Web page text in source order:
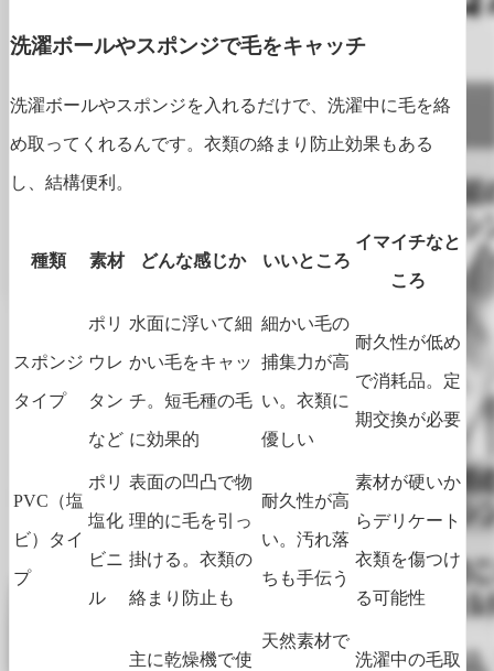
洗濯ボールやスポンジで毛をキャッチ
洗濯ボールやスポンジを入れるだけで、洗濯中に毛を絡
め取ってくれるんです。衣類の絡まり防止効果もある
し、結構便利。
種類 素材 どんな感じか いいところ
イマイチなと
ころ
スポンジ
タイプ
ポリ
ウレ
タン
など
水面に浮いて細
かい毛をキャッ
チ。短毛種の毛
に効果的
細かい毛の
捕集力が高
い。衣類に
優しい
耐久性が低め
で消耗品。定
期交換が必要
PVC（塩
ビ）タイ
プ
ポリ
塩化
ビニ
ル
表面の凹凸で物
理的に毛を引っ
掛ける。衣類の
絡まり防止も
耐久性が高
い。汚れ落
ちも手伝う
素材が硬いか
らデリケート
衣類を傷つけ
る可能性
主に乾燥機で使
天然素材で
洗濯中の毛取